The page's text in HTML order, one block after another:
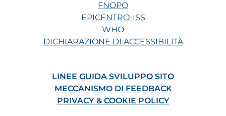
FNOPO
EPICENTRO-ISS
WHO
DICHIARAZIONE DI ACCESSIBILITÀ
LINEE GUIDA SVILUPPO SITO
MECCANISMO DI FEEDBACK
PRIVACY & COOKIE POLICY